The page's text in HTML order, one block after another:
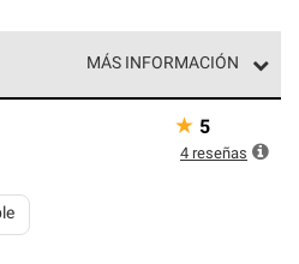
MÁS INFORMACIÓN
de profesionales de techos
y requisitos estrictos
★ 5
4 reseñas